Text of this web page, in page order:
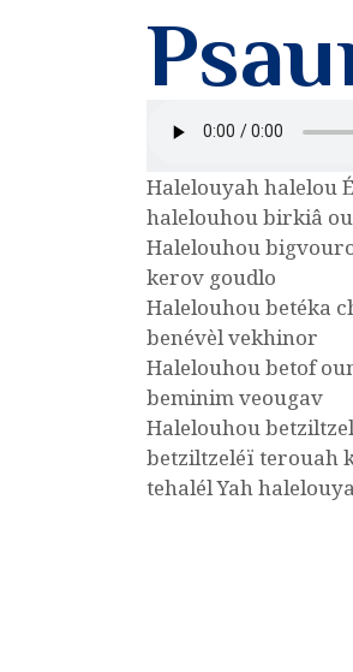
Halelouyah halelou
halelouhou birkiâ
Halelouhou
kerov goudlo
Halelouhou betéka
benévèl vekhinor
Halelouhou betof
beminim veougav
Halelouhou
betziltzeléï terouah
tehalél Yah